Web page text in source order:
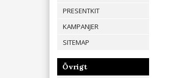
PRESENTKIT
KAMPANJER
SITEMAP
Övrigt